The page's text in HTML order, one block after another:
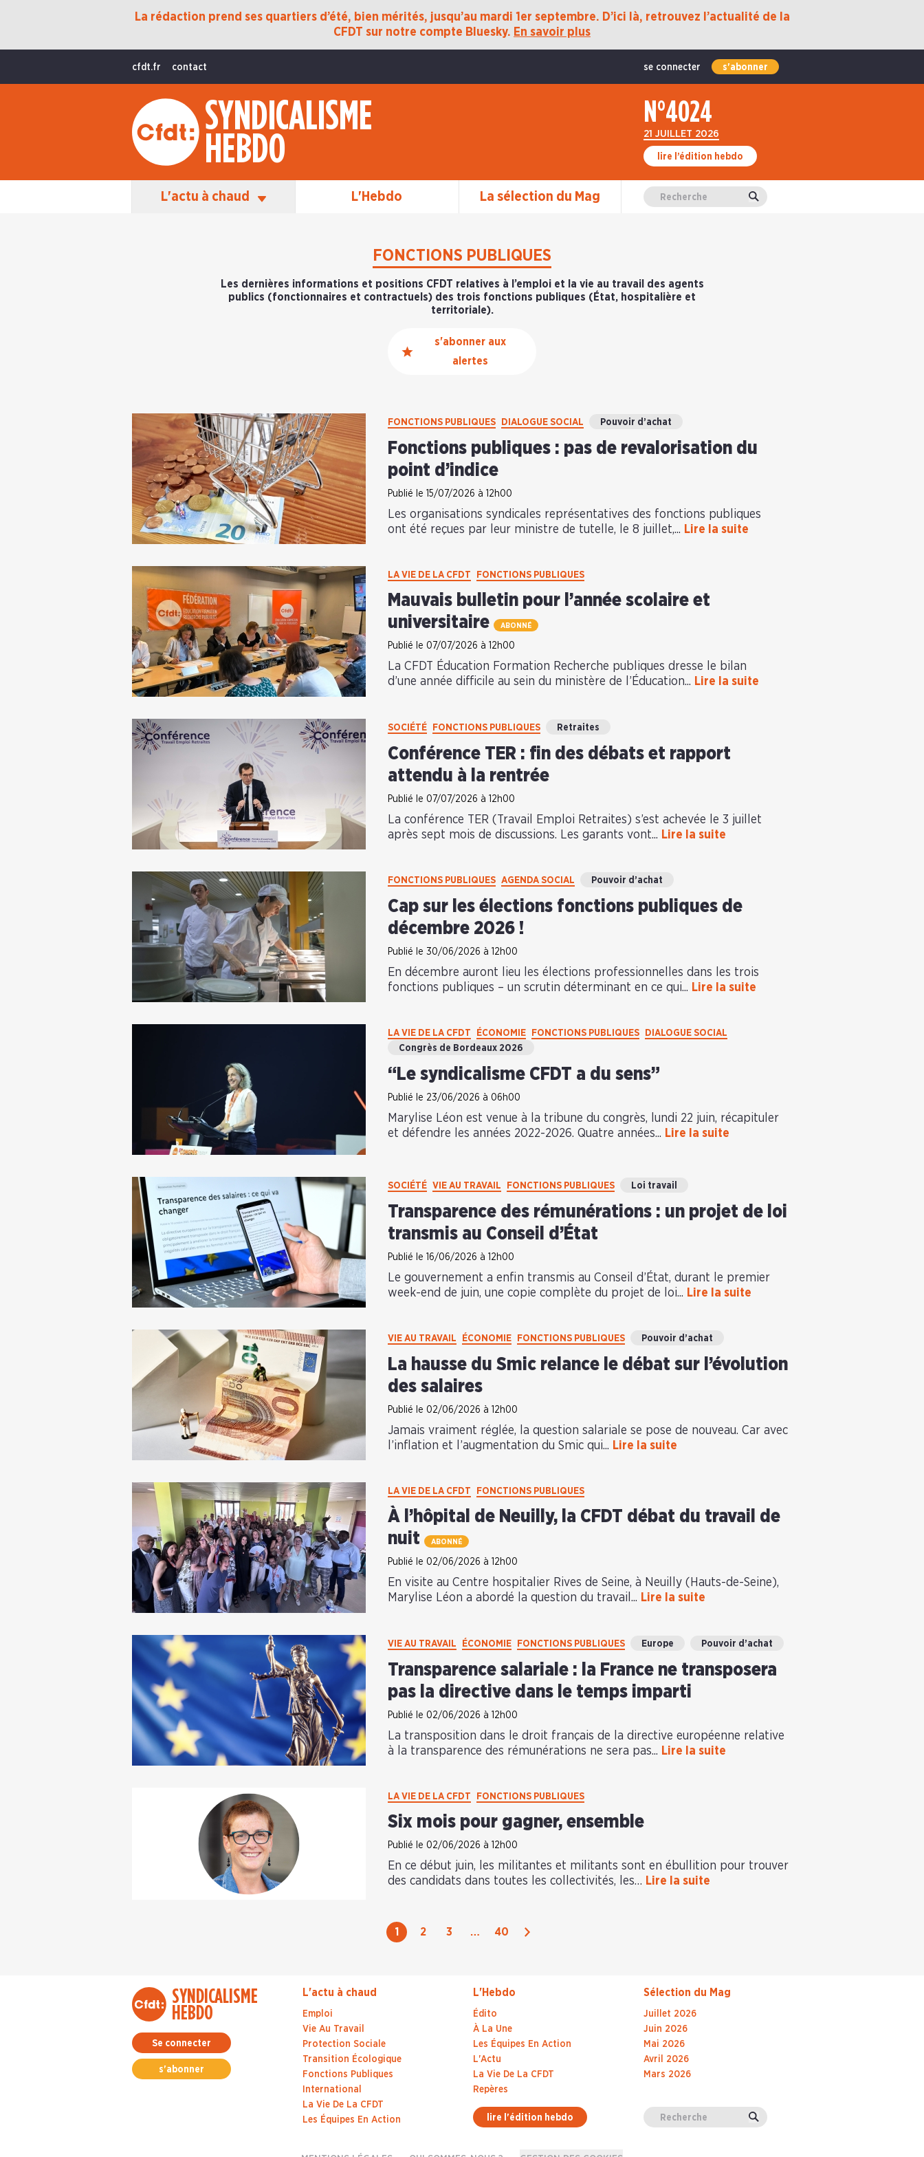
La rédaction prend ses quartiers d’été, bien mérités, jusqu’au mardi 1er septembre. D’ici là, retrouvez l’actualité de la
CFDT sur notre compte Bluesky. En savoir plus
cfdt.fr contact se connecter s'abonner
SYNDICALISME
HEBDO
N°4024
21 JUILLET 2026
lire l’édition hebdo
L'actu à chaud
Protection Sociale
International
La Vie De La CFDT
Les Équipes En Action L'Hebdo La sélection du Mag Valider
FONCTIONS PUBLIQUES
Les dernières informations et positions CFDT relatives à l’emploi et la vie au travail des agents
publics (fonctionnaires et contractuels) des trois fonctions publiques (État, hospitalière et
territoriale).
s'abonner aux
alertes
FONCTIONS PUBLIQUES DIALOGUE SOCIAL Pouvoir d’achat
Fonctions publiques : pas de revalorisation du
point d’indice
Publié le 15/07/2026 à 12h00
Les organisations syndicales représentatives des fonctions publiques
ont été reçues par leur ministre de tutelle, le 8 juillet,... Lire la suite
LA VIE DE LA CFDT FONCTIONS PUBLIQUES
Mauvais bulletin pour l’année scolaire et
universitaire
ABONNÉ
Publié le 07/07/2026 à 12h00
La CFDT Éducation Formation Recherche publiques dresse le bilan
d’une année difficile au sein du ministère de l’Éducation... Lire la suite
SOCIÉTÉ FONCTIONS PUBLIQUES Retraites
Conférence TER : fin des débats et rapport
attendu à la rentrée
Publié le 07/07/2026 à 12h00
La conférence TER (Travail Emploi Retraites) s’est achevée le 3 juillet
après sept mois de discussions. Les garants vont... Lire la suite
FONCTIONS PUBLIQUES AGENDA SOCIAL Pouvoir d’achat
Cap sur les élections fonctions publiques de
décembre 2026 !
Publié le 30/06/2026 à 12h00
En décembre auront lieu les élections professionnelles dans les trois
fonctions publiques – un scrutin déterminant en ce qui... Lire la suite
LA VIE DE LA CFDT ÉCONOMIE FONCTIONS PUBLIQUES
DIALOGUE SOCIAL
Congrès de Bordeaux 2026
“Le syndicalisme CFDT a du sens”
Publié le 23/06/2026 à 06h00
Marylise Léon est venue à la tribune du congrès, lundi 22 juin, récapituler
et défendre les années 2022-2026. Quatre années... Lire la suite
SOCIÉTÉ VIE AU TRAVAIL FONCTIONS PUBLIQUES Loi travail
Transparence des rémunérations : un projet de loi
transmis au Conseil d’État
Publié le 16/06/2026 à 12h00
Le gouvernement a enfin transmis au Conseil d’État, durant le premier
week-end de juin, une copie complète du projet de loi... Lire la suite
VIE AU TRAVAIL ÉCONOMIE FONCTIONS PUBLIQUES Pouvoir d’achat
La hausse du Smic relance le débat sur l’évolution
des salaires
Publié le 02/06/2026 à 12h00
Jamais vraiment réglée, la question salariale se pose de nouveau. Car avec
l’inflation et l’augmentation du Smic qui... Lire la suite
LA VIE DE LA CFDT FONCTIONS PUBLIQUES
À l’hôpital de Neuilly, la CFDT débat du travail de
nuit
ABONNÉ
Publié le 02/06/2026 à 12h00
En visite au Centre hospitalier Rives de Seine, à Neuilly (Hauts-de-Seine),
Marylise Léon a abordé la question du travail... Lire la suite
VIE AU TRAVAIL ÉCONOMIE FONCTIONS PUBLIQUES Europe Pouvoir d’achat
Transparence salariale : la France ne transposera
pas la directive dans le temps imparti
Publié le 02/06/2026 à 12h00
La transposition dans le droit français de la directive européenne relative
à la transparence des rémunérations ne sera pas... Lire la suite
LA VIE DE LA CFDT FONCTIONS PUBLIQUES
Six mois pour gagner, ensemble
Publié le 02/06/2026 à 12h00
En ce début juin, les militantes et militants sont en ébullition pour trouver
des candidats dans toutes les collectivités, les… Lire la suite
1 2 3 … 40Suivant
SYNDICALISME
HEBDO
Se connecter
s'abonner
L'actu à chaud
Emploi
Vie Au Travail
Protection Sociale
Transition Écologique
Fonctions Publiques
International
La Vie De La CFDT
Les Équipes En Action
L'Hebdo
Édito
À La Une
Les Équipes En Action
L'Actu
La Vie De La CFDT
Repères
lire l'édition hebdo
Sélection du Mag
Juillet 2026
Juin 2026
Mai 2026
Avril 2026
Mars 2026
Valider